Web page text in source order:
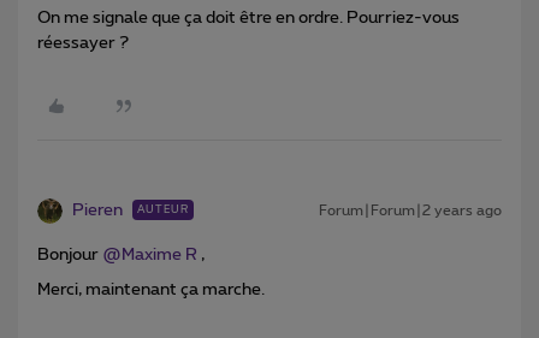
On me signale que ça doit être en ordre. Pourriez-vous
réessayer ?
Pieren AUTEUR Forum|Forum|2 years ago
Bonjour @Maxime R ,
Merci, maintenant ça marche.